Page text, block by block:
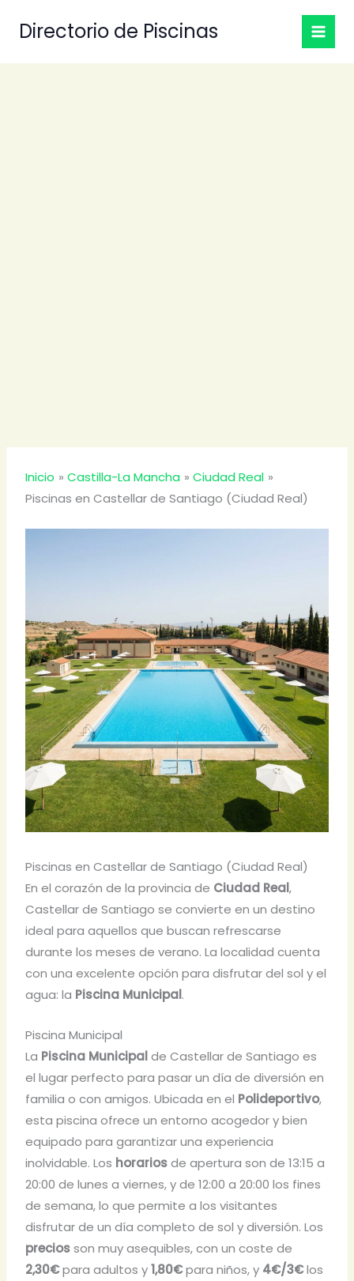
Directorio de Piscinas
Inicio Castilla-La Mancha
Ciudad Real
Piscinas en Castellar de Santiago (Ciudad Real)
Piscinas en Castellar de Santiago (Ciudad Real)
En el corazón de la provincia de Ciudad Real,
Castellar de Santiago se convierte en un destino
ideal para aquellos que buscan refrescarse
durante los meses de verano. La localidad cuenta
con una excelente opción para disfrutar del sol y el
agua: la Piscina Municipal.
Piscina Municipal
La Piscina Municipalde Castellar de Santiago es
el lugar perfecto para pasar un día de diversión en
familia o con amigos. Ubicada en el Polideportivo,
esta piscina ofrece un entorno acogedor y bien
equipado para garantizar una experiencia
inolvidable. Los horariosde apertura son de 13:15 a
20:00 de lunes a viernes, y de 12:00 a 20:00 los fines
de semana, lo que permite a los visitantes
disfrutar de un día completo de sol y diversión. Los
preciosson muy asequibles, con un coste de
2,30€para adultos y1,80€para niños, y 4€/3€los